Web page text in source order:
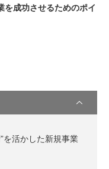
成功させるためのポイ
を活かした新規事業